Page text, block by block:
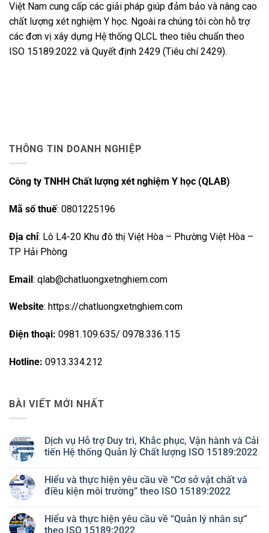
Việt Nam cung cấp các giải pháp giúp đảm bảo và nâng cao
chất lượng xét nghiệm Y học. Ngoài ra chúng tôi còn hỗ trợ
các đơn vị xây dựng Hệ thống QLCL theo tiêu chuẩn theo
ISO 15189:2022 và Quyết định 2429 (Tiêu chí 2429).
THÔNG TIN DOANH NGHIỆP
Công ty TNHH Chất lượng xét nghiệm Y học (QLAB)
Mã số thuế: 0801225196
Địa chỉ: Lô L4-20 Khu đô thị Việt Hòa – Phường Việt Hòa –
TP Hải Phòng
Email: qlab@chatluongxetnghiem.com
Website: https://chatluongxetnghiem.com
Điện thoại: 0981.109.635/ 0978.336.115
Hotline: 0913.334.212
BÀI VIẾT MỚI NHẤT
Dịch vụ Hỗ trợ Duy trì, Khắc phục, Vận hành và Cải
tiến Hệ thống Quản lý Chất lượng ISO 15189:2022
bình
luận
ở
Hỗ
trợ
Hiểu và thực hiện yêu cầu về “Cơ sở vật chất và
điều kiện môi trường” theo ISO 15189:2022
bình
luận
Hiểu và thực hiện yêu cầu về “Quản lý nhân sự”
theo ISO 15189:2022